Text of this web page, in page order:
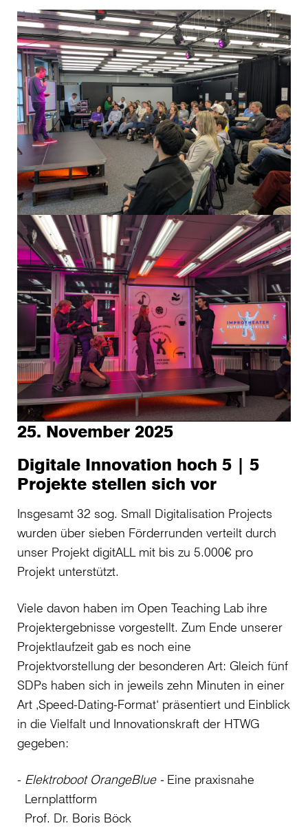
25. November 2025
Digitale Innovation hoch 5 | 5
Projekte stellen sich vor
Insgesamt 32 sog. Small Digitalisation Projects
wurden über sieben Förderrunden verteilt durch
unser Projekt digitALL mit bis zu 5.000€ pro
Projekt unterstützt.
Viele davon haben im Open Teaching Lab ihre
Projektergebnisse vorgestellt. Zum Ende unserer
Projektlaufzeit gab es noch eine
Projektvorstellung der besonderen Art: Gleich fünf
SDPs haben sich in jeweils zehn Minuten in einer
Art ‚Speed-Dating-Format‘ präsentiert und Einblick
in die Vielfalt und Innovationskraft der HTWG
gegeben:
Elektroboot OrangeBlue - Eine praxisnahe
Lernplattform
Prof. Dr. Boris Böck